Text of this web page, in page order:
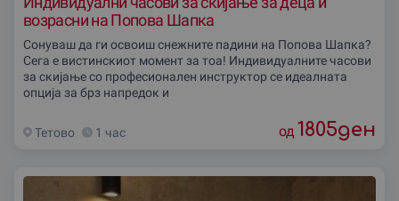
возрасни на Попова Шапка
Сонуваш да ги освоиш снежните падини на Попова Шапка?
Сега е вистинскиот момент за тоа! Индивидуалните часови
за скијање со професионален инструктор се идеалната
опција за брз напредок и
Тетово 1 час од 1805ден